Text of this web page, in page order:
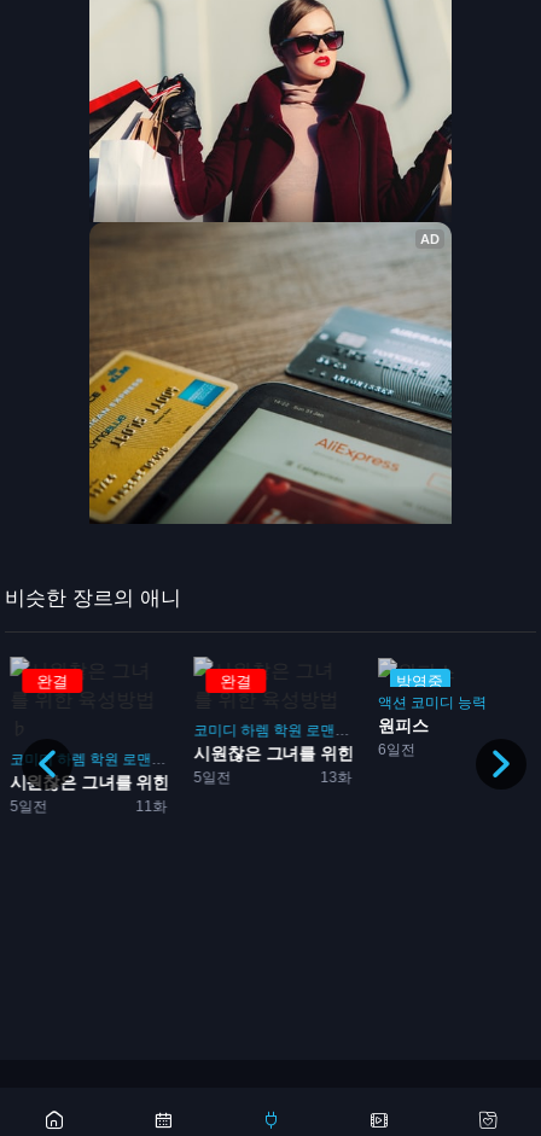
비슷한 장르의 애니
격...
완결
코미디 하렘 학원 로맨스 게임
5일전 11화
시원찮은 그녀를 위한 육성방...
완결
코미디 하렘 학원 로맨스 게임
5일전 13화
시원찮은 그녀를 위한 육성방...
방영중
액션 코미디 능력
6일전
원피스
Copyright 2026 © 애니어바웃, aniabout.com. All Rights Reserved